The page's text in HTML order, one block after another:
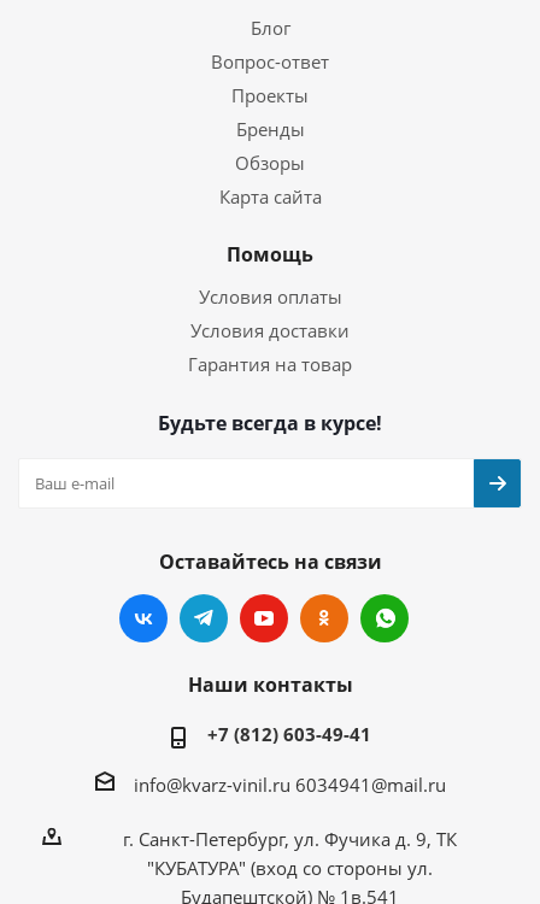
Блог
Вопрос-ответ
Проекты
Бренды
Обзоры
Карта сайта
Помощь
Условия оплаты
Условия доставки
Гарантия на товар
Будьте всегда в курсе!
Оставайтесь на связи
Наши контакты
+7 (812) 603-49-41
info@kvarz-vinil.ru 6034941@mail.ru
г. Санкт-Петербург, ул. Фучика д. 9, ТК
"КУБАТУРА" (вход со стороны ул.
Будапештской) № 1в.541